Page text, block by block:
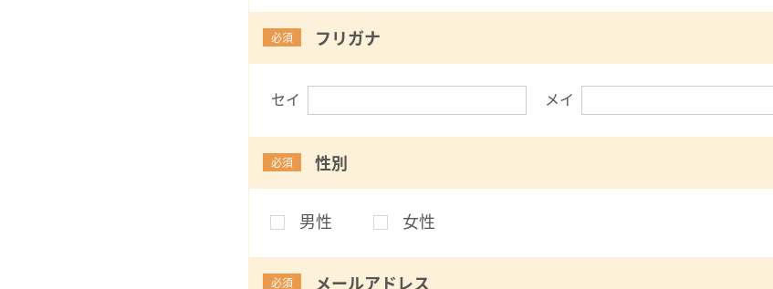
必須 フリガナ
セイ メイ
必須 性別
男性 女性
必須 メールアドレス